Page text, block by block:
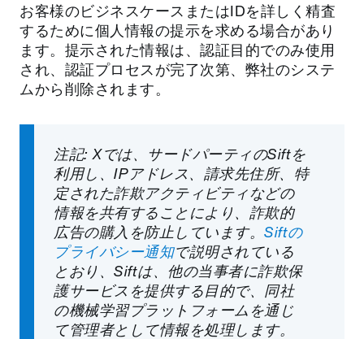
お客様のビジネスケースまたはIDを詳しく精査
するために個人情報の提示を求める場合があり
ます。提示された情報は、認証目的でのみ使用
され、認証プロセスが完了次第、弊社のシステ
ムから削除されます。
注記: Xでは、サードパーティのSiftを
利用し、IPアドレス、請求先住所、特
定された詐欺アクティビティなどの
情報を共有することにより、詐欺的
広告の購入を防止しています。 Siftの
プライバシー通知で説明されている
とおり、Siftは、他の当事者に詐欺保
護サービスを提供する目的で、同社
の機械学習プラットフォームを通じ
て管理者として情報を処理します。